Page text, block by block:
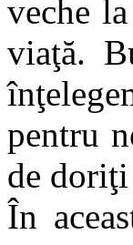
veche
viaţă.
pentru
de
În